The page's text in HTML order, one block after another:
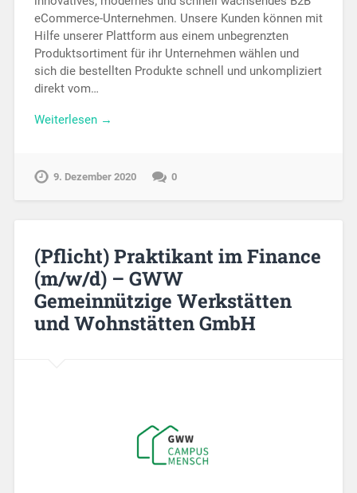
eCommerce-Unternehmen. Unsere Kunden können mit
Hilfe unserer Plattform aus einem unbegrenzten
Produktsortiment für ihr Unternehmen wählen und
sich die bestellten Produkte schnell und unkompliziert
direkt vom…
Weiterlesen →
9. Dezember 2020 0
(Pflicht) Praktikant im Finance
(m/w/d) – GWW
Gemeinnützige Werkstätten
und Wohnstätten GmbH